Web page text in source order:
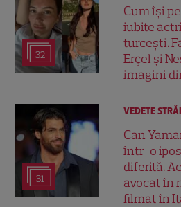
32
Cum își
iubite
turcești.
Erçel și
imagini
31
VEDETE
Can
într-o
diferită.
avocat în
filmat în